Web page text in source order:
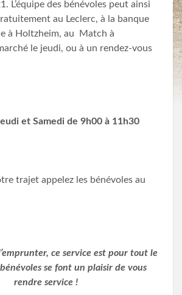
L’équipe des bénévoles peut ainsi
au Leclerc, à la banque
à Holtzheim, au Match à
le jeudi, ou à un rendez-vous
et Samedi de 9h00 à 11h30
trajet appelez les bénévoles au
ce service est pour tout le
se font un plaisir de vous
rendre service !